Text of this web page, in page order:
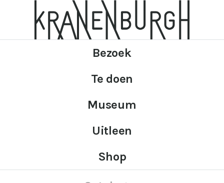
Bezoek
Te doen
Museum
Uitleen
Shop